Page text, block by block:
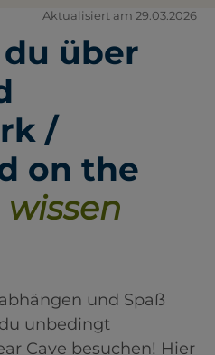
Aktualisiert am 29.03.2026
über
/
on the
wissen
und Spaß
unbedingt
Cave besuchen! Hier